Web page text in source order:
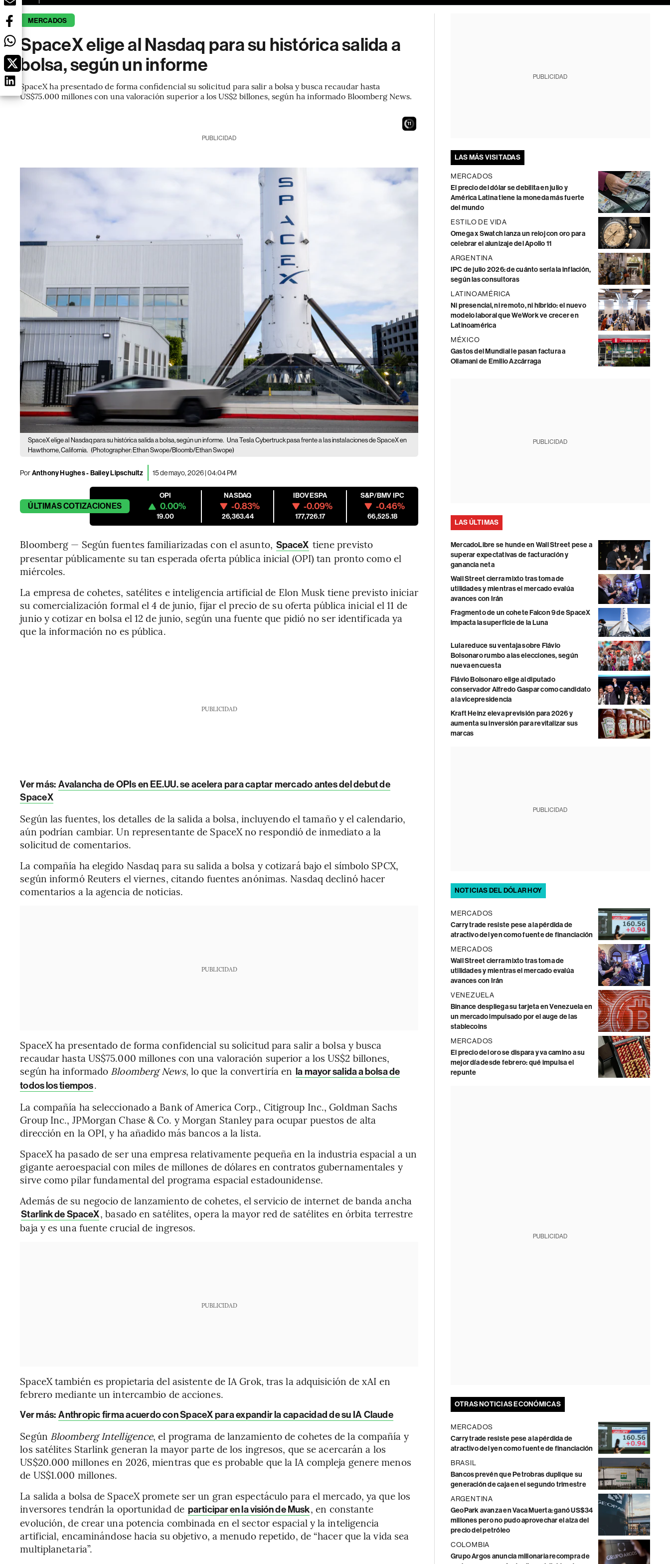
MERCADOS
SpaceX elige al Nasdaq para su histórica salida a
bolsa, según un informe
SpaceX ha presentado de forma confidencial su solicitud para salir a bolsa y busca recaudar hasta
US$75.000 millones con una valoración superior a los US$2 billones, según ha informado Bloomberg News.
9
PUBLICIDAD
SpaceX elige al Nasdaq para su histórica salida a bolsa, según un informe. Una Tesla Cybertruck pasa frente a las instalaciones de SpaceX en
Hawthorne, California. (Photographer: Ethan Swope/Bloomb/Ethan Swope)
PorAnthony Hughes - Bailey Lipschultz 15 de mayo, 2026 | 04:04 PM
ÚLTIMASCOTIZACIONES
OPI
0.00%
19.00
NASDAQ
-0.83%
26,363.44
IBOVESPA
-0.09%
177,726.17
S&P/BMV IPC
-0.46%
66,525.18
Bloomberg — Según fuentes familiarizadas con el asunto, SpaceX tiene previsto
presentar públicamente su tan esperada oferta pública inicial (OPI) tan pronto como el
miércoles.
La empresa de cohetes, satélites e inteligencia artificial de Elon Musk tiene previsto iniciar
su comercialización formal el 4 de junio, fijar el precio de su oferta pública inicial el 11 de
junio y cotizar en bolsa el 12 de junio, según una fuente que pidió no ser identificada ya
que la información no es pública.
PUBLICIDAD
Ver más: Avalancha de OPIs en EE.UU. se acelera para captar mercado antes del debut de
SpaceX
Según las fuentes, los detalles de la salida a bolsa, incluyendo el tamaño y el calendario,
aún podrían cambiar. Un representante de SpaceX no respondió de inmediato a la
solicitud de comentarios.
La compañía ha elegido Nasdaq para su salida a bolsa y cotizará bajo el símbolo SPCX,
según informó Reuters el viernes, citando fuentes anónimas. Nasdaq declinó hacer
comentarios a la agencia de noticias.
PUBLICIDAD
SpaceX ha presentado de forma confidencial su solicitud para salir a bolsa y busca
recaudar hasta US$75.000 millones con una valoración superior a los US$2 billones,
según ha informado Bloomberg News, lo que la convertiría en la mayor salida a bolsa de
todos los tiempos.
La compañía ha seleccionado a Bank of America Corp., Citigroup Inc., Goldman Sachs
Group Inc., JPMorgan Chase & Co. y Morgan Stanley para ocupar puestos de alta
dirección en la OPI, y ha añadido más bancos a la lista.
SpaceX ha pasado de ser una empresa relativamente pequeña en la industria espacial a un
gigante aeroespacial con miles de millones de dólares en contratos gubernamentales y
sirve como pilar fundamental del programa espacial estadounidense.
Además de su negocio de lanzamiento de cohetes, el servicio de internet de banda ancha
Starlink de SpaceX, basado en satélites, opera la mayor red de satélites en órbita terrestre
baja y es una fuente crucial de ingresos.
PUBLICIDAD
SpaceX también es propietaria del asistente de IA Grok, tras la adquisición de xAI en
febrero mediante un intercambio de acciones.
Ver más: Anthropic firma acuerdo con SpaceX para expandir la capacidad de su IA Claude
Según Bloomberg Intelligence, el programa de lanzamiento de cohetes de la compañía y
los satélites Starlink generan la mayor parte de los ingresos, que se acercarán a los
US$20.000 millones en 2026, mientras que es probable que la IA compleja genere menos
de US$1.000 millones.
La salida a bolsa de SpaceX promete ser un gran espectáculo para el mercado, ya que los
inversores tendrán la oportunidad de participar en la visión de Musk, en constante
evolución, de crear una potencia combinada en el sector espacial y la inteligencia
artificial, encaminándose hacia su objetivo, a menudo repetido, de “hacer que la vida sea
multiplanetaria”.
PUBLICIDAD
LAS MÁS VISITADAS
MERCADOS
El precio del dólar se debilita en julio y
América Latina tiene la moneda más fuerte
del mundo
ESTILO DE VIDA
Omega x Swatch lanza un reloj con oro para
celebrar el alunizaje del Apollo 11
ARGENTINA
IPC de julio 2026: de cuánto sería la inflación,
según las consultoras
LATINOAMÉRICA
Ni presencial, ni remoto, ni híbrido: el nuevo
modelo laboral que WeWork ve crecer en
Latinoamérica
MÉXICO
Gastos del Mundial le pasan factura a
Ollamani de Emilio Azcárraga
PUBLICIDAD
LAS ÚLTIMAS
MercadoLibre se hunde en Wall Street pese a
superar expectativas de facturación y
ganancia neta
Wall Street cierra mixto tras toma de
utilidades y mientras el mercado evalúa
avances con Irán
Fragmento de un cohete Falcon 9 de SpaceX
impacta la superficie de la Luna
Lula reduce su ventaja sobre Flávio
Bolsonaro rumbo a las elecciones, según
nueva encuesta
Flávio Bolsonaro elige al diputado
conservador Alfredo Gaspar como candidato
a la vicepresidencia
Kraft Heinz eleva previsión para 2026 y
aumenta su inversión para revitalizar sus
marcas
PUBLICIDAD
NOTICIAS DEL DÓLAR HOY
MERCADOS
Carry trade resiste pese a la pérdida de
atractivo del yen como fuente de financiación
MERCADOS
Wall Street cierra mixto tras toma de
utilidades y mientras el mercado evalúa
avances con Irán
VENEZUELA
Binance despliega su tarjeta en Venezuela en
un mercado impulsado por el auge de las
stablecoins
MERCADOS
El precio del oro se dispara y va camino a su
mejor día desde febrero: qué impulsa el
repunte
PUBLICIDAD
OTRAS NOTICIAS ECONÓMICAS
MERCADOS
Carry trade resiste pese a la pérdida de
atractivo del yen como fuente de financiación
BRASIL
Bancos prevén que Petrobras duplique su
generación de caja en el segundo trimestre
ARGENTINA
GeoPark avanza en Vaca Muerta: ganó US$34
millones pero no pudo aprovechar el alza del
precio del petróleo
COLOMBIA
Grupo Argos anuncia millonaria recompra de